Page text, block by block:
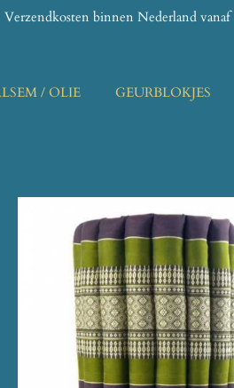
Verzendkosten binnen Nederland
/ OLIE GEURBLOKJES